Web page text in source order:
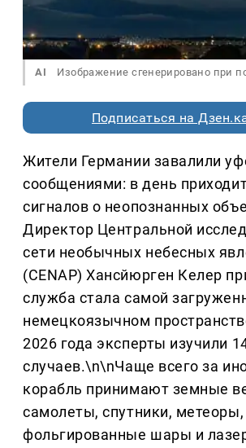
AI Изображение сгенерировано при
Подписаться на
Жители Германии завалили
сообщениями: в день
сигналов о неопознанных
Директор Центральной
сети необычных небесных
(CENAP) Хансйюрген Келер
служба стала самой
немецкоязычном
2026 года эксперты изучили
случаев.\n\nЧаще всего за
корабль принимают земные
самолеты, спутники,
фольгированные шары и